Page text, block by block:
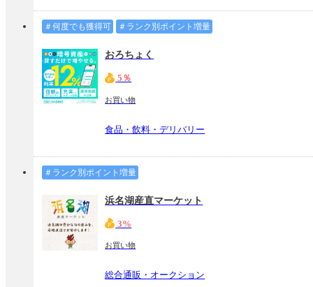
＃何度でも獲得可 ＃ランク別ポイント増量
おろちょく
5％
お買い物
食品・飲料・デリバリー
＃ランク別ポイント増量
浜名湖産直マーケット
3%
お買い物
総合通販・オークション